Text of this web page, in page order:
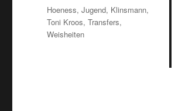
Schlagwörter
Hoeness,Jugend, Klinsmann,
Toni Kroos,Transfers,
Weisheiten